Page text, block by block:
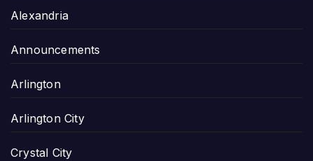
Alexandria
Announcements
Arlington
Arlington City
Crystal City